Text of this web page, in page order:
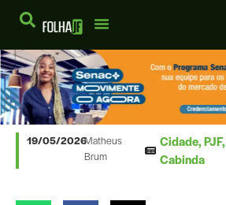
19/05/2026Matheus
Brum
Cidade,PJF,
Cabinda